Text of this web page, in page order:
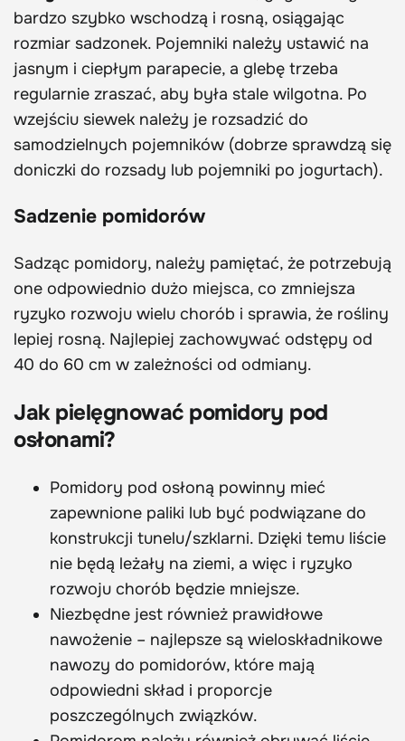
bardzo szybko wschodzą i rosną, osiągając
rozmiar sadzonek. Pojemniki należy ustawić na
jasnym i ciepłym parapecie, a glebę trzeba
regularnie zraszać, aby była stale wilgotna. Po
wzejściu siewek należy je rozsadzić do
samodzielnych pojemników (dobrze sprawdzą się
doniczki do rozsady lub pojemniki po jogurtach).
Sadzenie pomidorów
Sadząc pomidory, należy pamiętać, że potrzebują
one odpowiednio dużo miejsca, co zmniejsza
ryzyko rozwoju wielu chorób i sprawia, że rośliny
lepiej rosną. Najlepiej zachowywać odstępy od
40 do 60 cm w zależności od odmiany.
Jak pielęgnować pomidory pod
osłonami?
Pomidory pod osłoną powinny mieć
zapewnione paliki lub być podwiązane do
konstrukcji tunelu/szklarni. Dzięki temu liście
nie będą leżały na ziemi, a więc i ryzyko
rozwoju chorób będzie mniejsze.
Niezbędne jest również prawidłowe
nawożenie – najlepsze są wieloskładnikowe
nawozy do pomidorów, które mają
odpowiedni skład i proporcje
poszczególnych związków.